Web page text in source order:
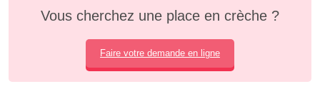
Vous cherchez une place en crèche ?
Faire votre demande en ligne